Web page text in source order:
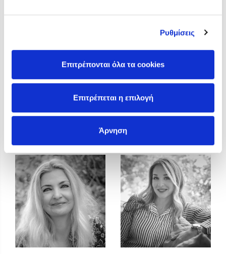
Ρυθμίσεις
Επιτρέπονται όλα τα cookies
Επιτρέπεται η επιλογή
Άρνηση
Η Δανάη Δεληγεώργη στον Πύργο Κύμης
Ο Κώστας Κρομμύδας στο Παλαιοχώρι Καλαμπάκας
Χαλκιδικής
Ο Στέφανος Ξενάκης στη Χίο
Ο Κώστας Κρομμύδας & η Μαρίνα Γιώτη στο 54o Φεστιβάλ